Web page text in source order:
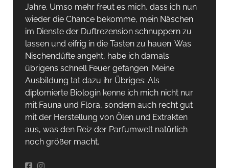
Jahre. Umso mehr freut es mich, dass ich nun
wieder die Chance bekomme, mein Näschen
im Dienste der Duftrezension schnuppern zu
lassen und eifrig in die Tasten zu hauen. Was
Nischendüfte angeht, habe ich damals
übrigens schnell Feuer gefangen. Meine
Ausbildung tat dazu ihr Übriges: Als
diplomierte Biologin kenne ich mich nicht nur
mit Fauna und Flora, sondern auch recht gut
mit der Herstellung von Ölen und Extrakten
aus, was den Reiz der Parfumwelt natürlich
noch größer macht.